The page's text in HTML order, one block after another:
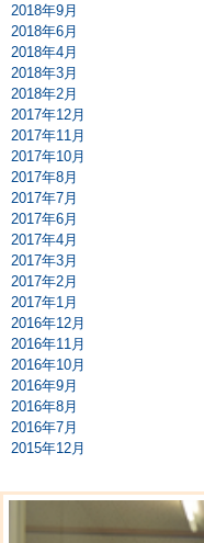
2018年9月
2018年6月
2018年4月
2018年3月
2018年2月
2017年12月
2017年11月
2017年10月
2017年8月
2017年7月
2017年6月
2017年4月
2017年3月
2017年2月
2017年1月
2016年12月
2016年11月
2016年10月
2016年9月
2016年8月
2016年7月
2015年12月